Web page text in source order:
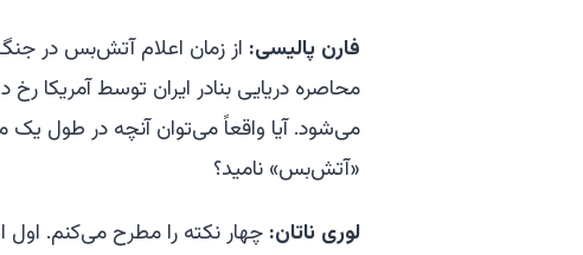
فارن پالیسی: از زمان اعلام آتش‌بس در
محاصره دریایی بنادر ایران توسط
می‌شود. آیا واقعاً می‌توان آنچه در طول یک
«آتش‌بس» نامید؟
لوری ناتان: چهار نکته را مطرح می‌کنم.